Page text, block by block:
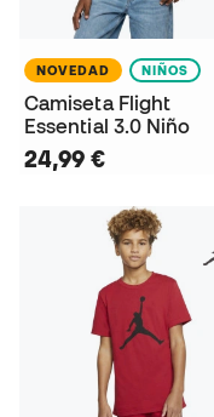
NOVEDAD NIÑOS
Camiseta Flight
Essential 3.0 Niño
24,99 €